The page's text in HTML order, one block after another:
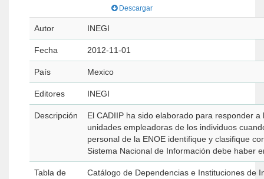
Descargar
Autor INEGI
Fecha 2012-11-01
País Mexico
Editores INEGI
Descripción
El CADIIP ha sido elaborado para responder
unidades empleadoras de los individuos
personal de la ENOE identifique y clasifique
Sistema Nacional de Información debe haber
Tabla de
Catálogo de Dependencias e Instituciones de